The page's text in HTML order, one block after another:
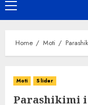
Primary
Menu
Home Moti
Moti Slider
Parashikimi